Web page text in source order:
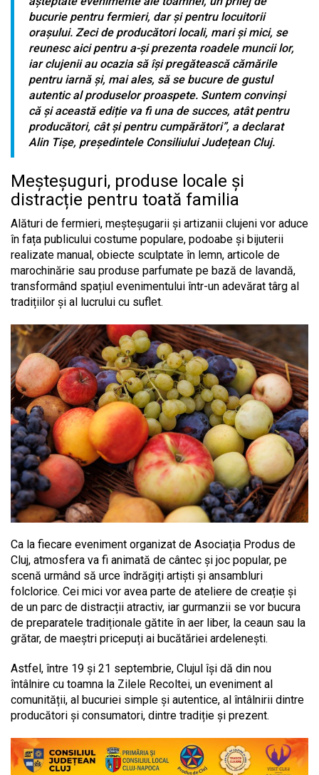
bucurie pentru fermieri, dar și pentru locuitorii
orașului. Zeci de producători locali, mari și mici, se
reunesc aici pentru a-și prezenta roadele muncii lor,
iar clujenii au ocazia să își pregătească cămările
pentru iarnă și, mai ales, să se bucure de gustul
autentic al produselor proaspete. Suntem convinși
că și această ediție va fi una de succes, atât pentru
producători, cât și pentru cumpărători”, a declarat
Alin Tișe, președintele Consiliului Județean Cluj.
Meșteșuguri, produse locale și
distracție pentru toată familia
Alături de fermieri, meșteșugarii și artizanii clujeni vor aduce
în fața publicului costume populare, podoabe și bijuterii
realizate manual, obiecte sculptate în lemn, articole de
marochinărie sau produse parfumate pe bază de lavandă,
transformând spațiul evenimentului într-un adevărat târg al
tradițiilor și al lucrului cu suflet.
Ca la fiecare eveniment organizat de Asociația Produs de
Cluj, atmosfera va fi animată de cântec și joc popular, pe
scenă urmând să urce îndrăgiți artiști și ansambluri
folclorice. Cei mici vor avea parte de ateliere de creație și
de un parc de distracții atractiv, iar gurmanzii se vor bucura
de preparatele tradiționale gătite în aer liber, la ceaun sau la
grătar, de maeștri pricepuți ai bucătăriei ardelenești.
Astfel, între 19 și 21 septembrie, Clujul își dă din nou
întâlnire cu toamna la Zilele Recoltei, un eveniment al
comunității, al bucuriei simple și autentice, al întâlnirii dintre
producători și consumatori, dintre tradiție și prezent.